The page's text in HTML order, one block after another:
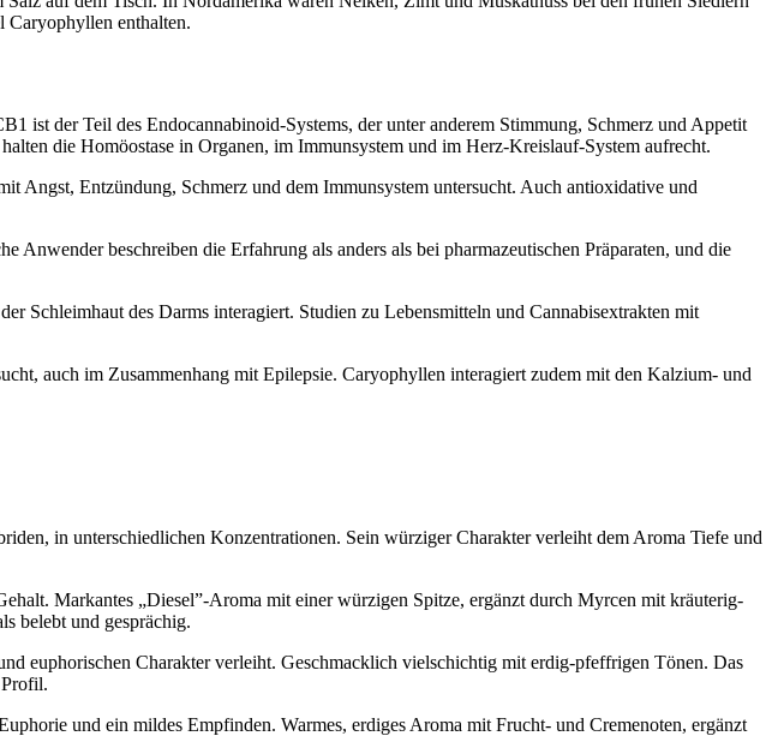
Caryophyllen enthalten.
ist der Teil des Endocannabinoid-Systems, der unter anderem Stimmung, Schmerz und Appetit
die Homöostase in Organen, im Immunsystem und im Herz-Kreislauf-System aufrecht.
Angst, Entzündung, Schmerz und dem Immunsystem untersucht. Auch antioxidative und
beschreiben die Erfahrung als anders als bei pharmazeutischen Präparaten, und die
Schleimhaut des Darms interagiert. Studien zu Lebensmitteln und Cannabisextrakten mit
auch im Zusammenhang mit Epilepsie. Caryophyllen interagiert zudem mit den Kalzium- und
in unterschiedlichen Konzentrationen. Sein würziger Charakter verleiht dem Aroma Tiefe und
Markantes „Diesel”-Aroma mit einer würzigen Spitze, ergänzt durch Myrcen mit kräuterig-
belebt und gesprächig.
euphorischen Charakter verleiht. Geschmacklich vielschichtig mit erdig-pfeffrigen Tönen. Das
und ein mildes Empfinden. Warmes, erdiges Aroma mit Frucht- und Cremenoten, ergänzt